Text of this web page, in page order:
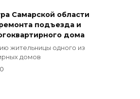
Самарской области
подъезда и
дома
жительницы одного из
домов